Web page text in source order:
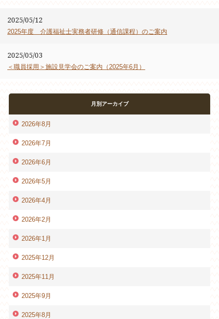
2025/05/12
2025年度 介護福祉士実務者研修（通信課程）のご案内
2025/05/03
＜職員採用＞施設見学会のご案内（2025年6月）
月別アーカイブ
2026年8月
2026年7月
2026年6月
2026年5月
2026年4月
2026年2月
2026年1月
2025年12月
2025年11月
2025年9月
2025年8月